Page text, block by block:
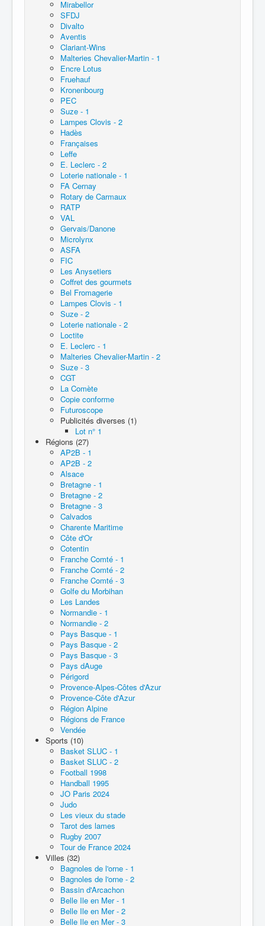
Mirabellor
SFDJ
Divalto
Aventis
Clariant-Wins
Malteries Chevalier-Martin - 1
Encre Lotus
Fruehauf
Kronenbourg
PEC
Suze - 1
Lampes Clovis - 2
Hadès
Françaises
Leffe
E. Leclerc - 2
Loterie nationale - 1
FA Cernay
Rotary de Carmaux
RATP
VAL
Gervais/Danone
Microlynx
ASFA
FIC
Les Anysetiers
Coffret des gourmets
Bel Fromagerie
Lampes Clovis - 1
Suze - 2
Loterie nationale - 2
Loctite
E. Leclerc - 1
Malteries Chevalier-Martin - 2
Suze - 3
CGT
La Comète
Copie conforme
Futuroscope
Publicités diverses (1)
Lot n° 1
Régions (27)
AP2B - 1
AP2B - 2
Alsace
Bretagne - 1
Bretagne - 2
Bretagne - 3
Calvados
Charente Maritime
Côte d'Or
Cotentin
Franche Comté - 1
Franche Comté - 2
Franche Comté - 3
Golfe du Morbihan
Les Landes
Normandie - 1
Normandie - 2
Pays Basque - 1
Pays Basque - 2
Pays Basque - 3
Pays dAuge
Périgord
Provence-Alpes-Côtes d'Azur
Provence-Côte d'Azur
Région Alpine
Régions de France
Vendée
Sports (10)
Basket SLUC - 1
Basket SLUC - 2
Football 1998
Handball 1995
JO Paris 2024
Judo
Les vieux du stade
Tarot des lames
Rugby 2007
Tour de France 2024
Villes (32)
Bagnoles de l'orne - 1
Bagnoles de l'orne - 2
Bassin d'Arcachon
Belle Ile en Mer - 1
Belle Ile en Mer - 2
Belle Ile en Mer - 3